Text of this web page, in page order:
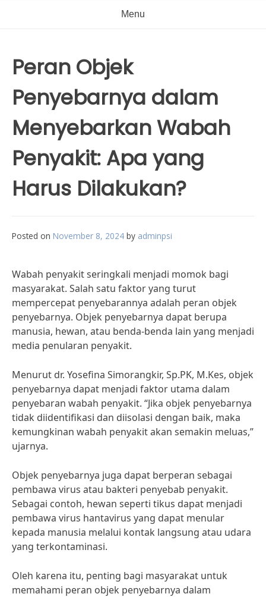
Menu
Peran Objek
Penyebarnya dalam
Menyebarkan Wabah
Penyakit: Apa yang
Harus Dilakukan?
Posted on November 8, 2024 by adminpsi
Wabah penyakit seringkali menjadi momok bagi
masyarakat. Salah satu faktor yang turut
mempercepat penyebarannya adalah peran objek
penyebarnya. Objek penyebarnya dapat berupa
manusia, hewan, atau benda-benda lain yang menjadi
media penularan penyakit.
Menurut dr. Yosefina Simorangkir, Sp.PK, M.Kes, objek
penyebarnya dapat menjadi faktor utama dalam
penyebaran wabah penyakit. “Jika objek penyebarnya
tidak diidentifikasi dan diisolasi dengan baik, maka
kemungkinan wabah penyakit akan semakin meluas,”
ujarnya.
Objek penyebarnya juga dapat berperan sebagai
pembawa virus atau bakteri penyebab penyakit.
Sebagai contoh, hewan seperti tikus dapat menjadi
pembawa virus hantavirus yang dapat menular
kepada manusia melalui kontak langsung atau udara
yang terkontaminasi.
Oleh karena itu, penting bagi masyarakat untuk
memahami peran objek penyebarnya dalam